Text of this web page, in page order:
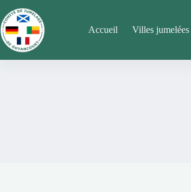
au
contenu
Accueil Villes jumelées